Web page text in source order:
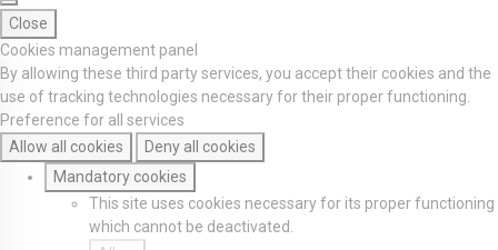
Close
Cookies management panel
By allowing these third party services, you accept their cookies and the
use of tracking technologies necessary for their proper functioning.
Preference for all services
Allow all cookies
Deny all cookies
Mandatory cookies
This site uses cookies necessary for its proper functioning
which cannot be deactivated.